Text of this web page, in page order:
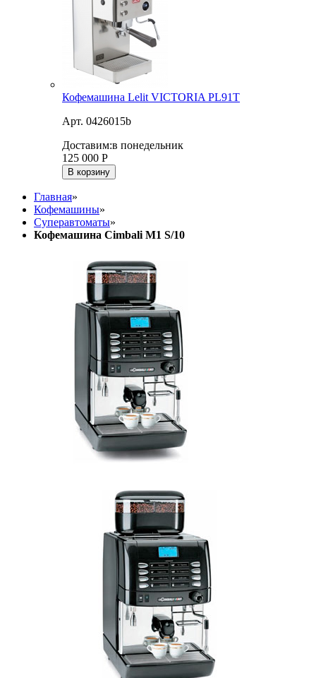
Кофемашина Lelit VICTORIA PL91T
Арт. 0426015b
Доставим:в понедельник
125 000 Р
В корзину
Главная»
Кофемашины»
Суперавтоматы»
Кофемашина Cimbali M1 S/10